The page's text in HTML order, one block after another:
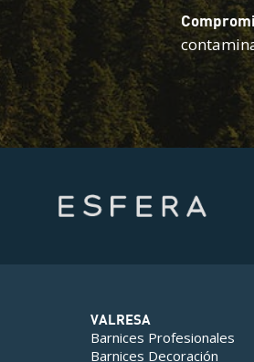
VALRESA
Barnices Profesionales
Barnices Decoración